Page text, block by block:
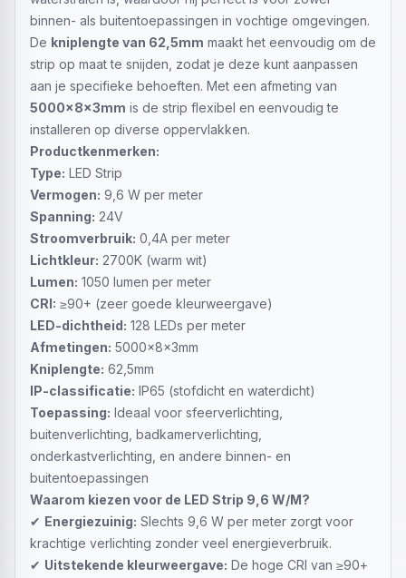
binnen- als buitentoepassingen in vochtige omgevingen.
De kniplengte van 62,5mm maakt het eenvoudig om de
strip op maat te snijden, zodat je deze kunt aanpassen
aan je specifieke behoeften. Met een afmeting van
5000x8x3mm is de strip flexibel en eenvoudig te
installeren op diverse oppervlakken.
Productkenmerken:
Type: LED Strip
Vermogen: 9,6 W per meter
Spanning: 24V
Stroomverbruik: 0,4A per meter
Lichtkleur: 2700K (warm wit)
Lumen: 1050 lumen per meter
CRI: ≥90+ (zeer goede kleurweergave)
LED-dichtheid: 128 LEDs per meter
Afmetingen: 5000x8x3mm
Kniplengte: 62,5mm
IP-classificatie: IP65 (stofdicht en waterdicht)
Toepassing: Ideaal voor sfeerverlichting,
buitenverlichting, badkamerverlichting,
onderkastverlichting, en andere binnen- en
buitentoepassingen
Waarom kiezen voor de LED Strip 9,6 W/M?
✔ Energiezuinig: Slechts 9,6 W per meter zorgt voor
krachtige verlichting zonder veel energieverbruik.
✔ Uitstekende kleurweergave: De hoge CRI van ≥90+